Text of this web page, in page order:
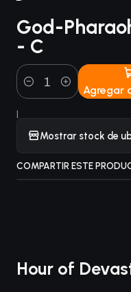
God-
- C
Cantidad Agregar
|
Mostrar stock de
COMPARTIR ESTE
Hour of